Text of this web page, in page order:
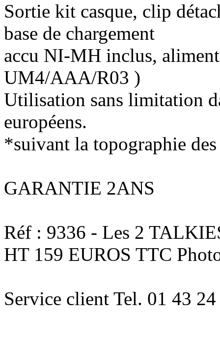
Sortie kit casque, clip
base de chargement
accu NI-MH inclus,
UM4/AAA/R03 )
Utilisation sans limitation
européens.
*suivant la topographie
GARANTIE 2ANS
Réf : 9336 - Les 2
HT 159 EUROS TTC
Service client Tel. 01 43